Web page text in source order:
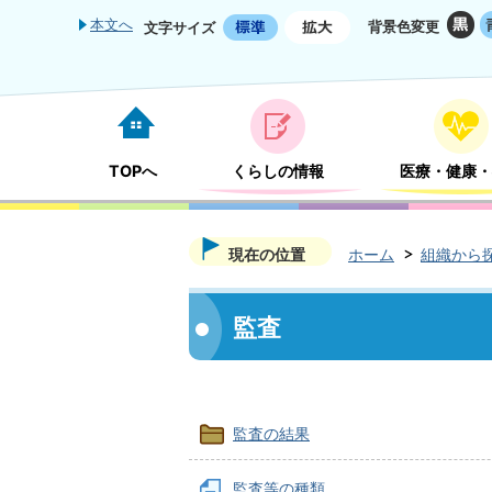
本文へ 文字サイズ 背景色変更
TOPへ くらしの情報 医療・健康
現在の位置 ホーム 組織から
監査
監査の結果
監査等の種類